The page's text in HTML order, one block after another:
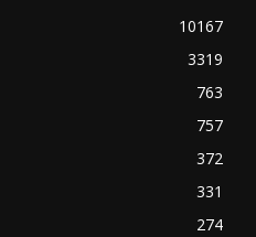
10167
3319
763
757
372
331
274